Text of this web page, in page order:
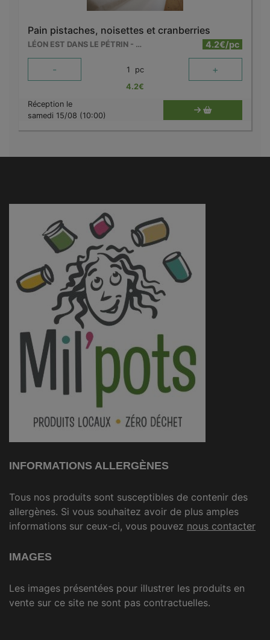
Pain pistaches, noisettes et cranberries
LÉON EST DANS LE PÉTRIN - MOUSCRON 4.2€/pc
- 1 pc +
4.2€
Réception le
samedi 15/08 (10:00)
INFORMATIONS ALLERGÈNES
Tous nos produits sont susceptibles de contenir des
allergènes. Si vous souhaitez avoir de plus amples
informations sur ceux-ci, vous pouvez nous contacter
IMAGES
Les images présentées pour illustrer les produits en
vente sur ce site ne sont pas contractuelles.